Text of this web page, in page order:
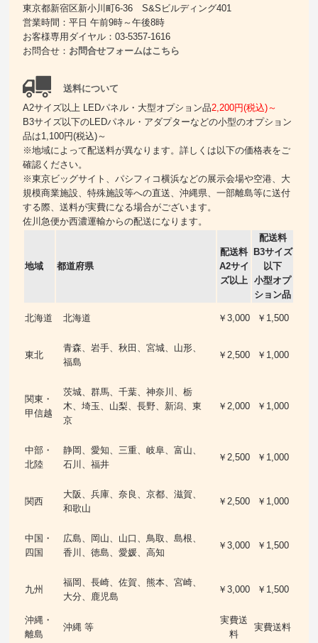
東京都新宿区新小川町6-36 S&Sビルディング401
営業時間：平日 午前9時～午後8時
お客様専用ダイヤル：03-5357-1616
お問合せ： お問合せフォームはこちら
送料について
A2サイズ以上 LEDパネル・大型オプション品2,200円(税込)～
B3サイズ以下のLEDパネル・アダプターなどの小型のオプション
品は1,100円(税込)～
※地域によって配送料が異なります。詳しくは以下の価格表をご
確認ください。
※東京ビッグサイト、パシフィコ横浜などの展示会場や空港、大
規模商業施設、特殊施設等への直送、沖縄県、一部離島等に送付
する際、送料が実費になる場合がございます。
佐川急便か西濃運輸からの配送になります。
地域 都道府県
配送料
A2サイ
ズ以上
配送料
B3サイズ
以下
小型オプ
ション品
北海道 北海道 ￥3,000 ￥1,500
東北
青森、岩手、秋田、宮城、山形、
福島
￥2,500 ￥1,000
関東・
甲信越
茨城、群馬、千葉、神奈川、栃
木、埼玉、山梨、長野、新潟、東
京
￥2,000 ￥1,000
中部・
北陸
静岡、愛知、三重、岐阜、富山、
石川、福井
￥2,500 ￥1,000
関西
大阪、兵庫、奈良、京都、滋賀、
和歌山
￥2,500 ￥1,000
中国・
四国
広島、岡山、山口、鳥取、島根、
香川、徳島、愛媛、高知
￥3,000 ￥1,500
九州
福岡、長崎、佐賀、熊本、宮崎、
大分、鹿児島
￥3,000 ￥1,500
沖縄・
離島
沖縄 等
実費送
料
実費送料